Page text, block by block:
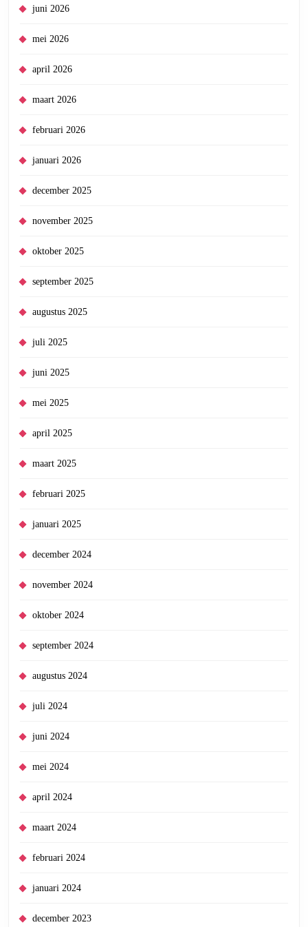
juni 2026
mei 2026
april 2026
maart 2026
februari 2026
januari 2026
december 2025
november 2025
oktober 2025
september 2025
augustus 2025
juli 2025
juni 2025
mei 2025
april 2025
maart 2025
februari 2025
januari 2025
december 2024
november 2024
oktober 2024
september 2024
augustus 2024
juli 2024
juni 2024
mei 2024
april 2024
maart 2024
februari 2024
januari 2024
december 2023